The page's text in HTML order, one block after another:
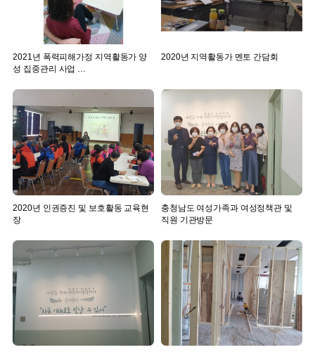
2021년 폭력피해가정 지역활동가 양
성 집중관리 사업 …
2020년 지역활동가 멘토 간담회
2020년 인권증진 및 보호활동 교육현
장
충청남도 여성가족과 여성정책관 및
직원 기관방문